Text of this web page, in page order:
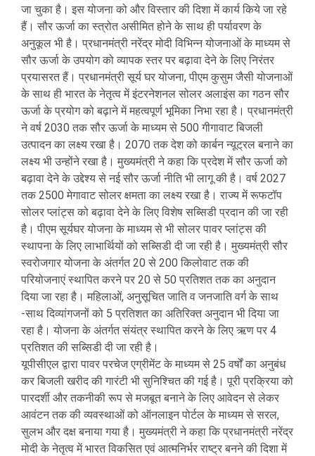
जा चुका है। इस योजना को और विस्तार की दिशा में कार्य किये जा रहे
हैं। सौर ऊर्जा का स्त्रोत असीमित होने के साथ ही पर्यावरण के
अनुकूल भी है। प्रधानमंत्री नरेंद्र मोदी विभिन्न योजनाओं के माध्यम से
सौर ऊर्जा के उपयोग को व्यापक स्तर पर बढ़ावा देने के लिए निरंतर
प्रयासरत हैं। प्रधानमंत्री सूर्य घर योजना, पीएम कुसुम जैसी योजनाओं
के साथ ही भारत के नेतृत्व में इंटरनेशनल सोलर अलाइंस का गठन सौर
ऊर्जा के प्रयोग को बढ़ाने में महत्वपूर्ण भूमिका निभा रहा है। प्रधानमंत्री
ने वर्ष 2030 तक सौर ऊर्जा के माध्यम से 500 गीगावाट बिजली
उत्पादन का लक्ष्य रखा है। 2070 तक देश को कार्बन न्यूट्रल बनाने का
लक्ष्य भी उन्होंने रखा है। मुख्यमंत्री ने कहा कि प्रदेश में सौर ऊर्जा को
बढ़ावा देने के उद्देश्य से नई सौर ऊर्जा नीति भी लागू की है। वर्ष 2027
तक 2500 मेगावाट सोलर क्षमता का लक्ष्य रखा है। राज्य में रूफटॉप
सोलर प्लांट्स को बढ़ावा देने के लिए विशेष सब्सिडी प्रदान की जा रही
है। पीएम सूर्यघर योजना के माध्यम से भी सोलर पावर प्लांट्स की
स्थापना के लिए लाभार्थियों को सब्सिडी दी जा रही है। मुख्यमंत्री सौर
स्वरोजगार योजना के अंतर्गत 20 से 200 किलोवाट तक की
परियोजनाएं स्थापित करने पर 20 से 50 प्रतिशत तक का अनुदान
दिया जा रहा है। महिलाओं, अनुसूचित जाति व जनजाति वर्ग के साथ
-साथ दिव्यांगजनों को 5 प्रतिशत का अतिरिक्त अनुदान भी दिया जा
रहा है। योजना के अंतर्गत संयंत्र स्थापित करने के लिए ऋण पर 4
प्रतिशत की सब्सिडी दी जा रही है।
यूपीसीएल द्वारा पावर परचेज एग्रीमेंट के माध्यम से 25 वर्षों का अनुबंध
कर बिजली खरीद की गारंटी भी सुनिश्चित की गई है। पूरी प्रक्रिया को
पारदर्शी और तकनीकी रूप से मजबूत बनाने के लिए आवेदन से लेकर
आवंटन तक की व्यवस्थाओं को ऑनलाइन पोर्टल के माध्यम से सरल,
सुलभ और दक्ष बनाया गया है। मुख्यमंत्री ने कहा कि प्रधानमंत्री नरेंद्र
मोदी के नेतृत्व में भारत विकसित एवं आत्मनिर्भर राष्ट्र बनने की दिशा में